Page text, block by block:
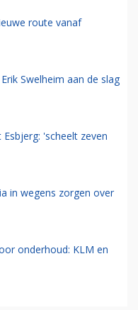
route vanaf
Swelheim aan de slag
'scheelt zeven
in wegens zorgen over
onderhoud: KLM en